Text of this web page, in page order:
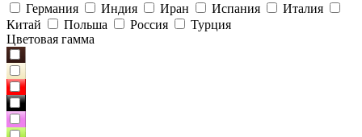
Германия
Индия Иран Испания
Италия
Китай
Польша Россия
Турция
Цветовая гамма